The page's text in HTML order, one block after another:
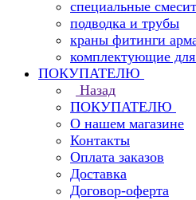
специальные
подводка и трубы
краны фитинги
комплектующие для
ПОКУПАТЕЛЮ
Назад
ПОКУПАТЕЛЮ
О нашем магазине
Контакты
Оплата заказов
Доставка
Договор-оферта